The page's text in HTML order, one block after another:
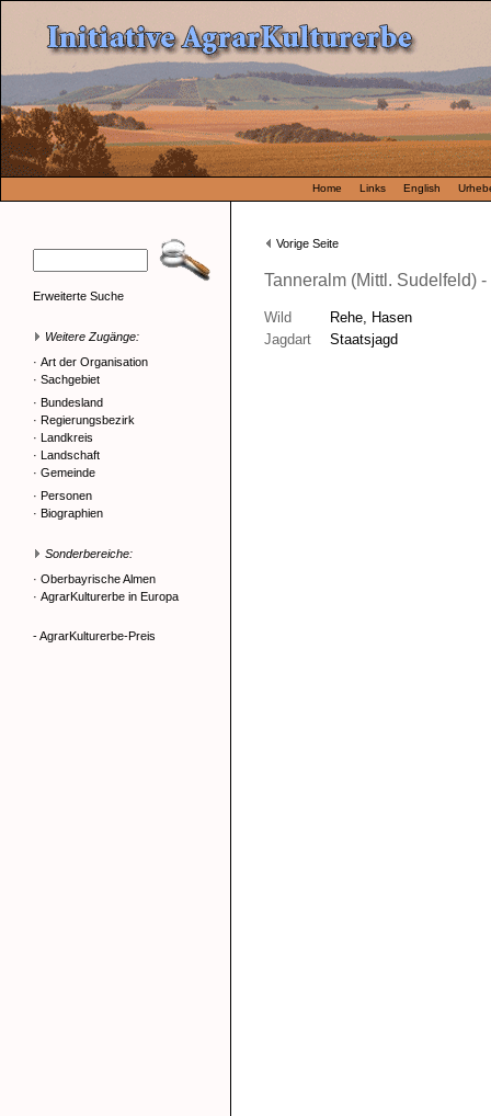
Home Links English
Erweiterte Suche
Weitere Zugänge:
· Art der Organisation
· Sachgebiet
· Bundesland
· Regierungsbezirk
· Landkreis
· Landschaft
· Gemeinde
· Personen
· Biographien
Sonderbereiche:
· Oberbayrische Almen
· AgrarKulturerbe in Europa
- AgrarKulturerbe-Preis
Vorige Seite
Tanneralm (Mittl. Sudelfeld)
Wild
Rehe, Hasen
Jagdart
Staatsjagd